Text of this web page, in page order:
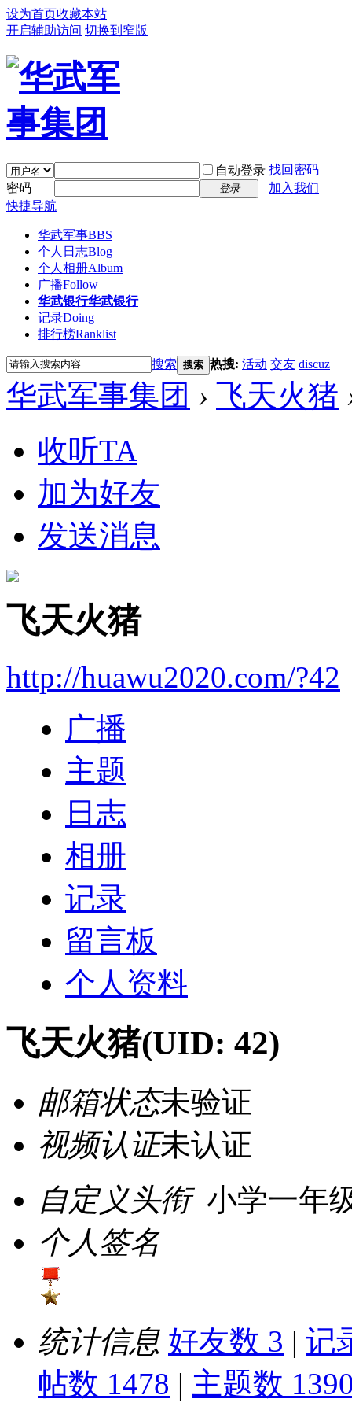
设为首页收藏本站
开启辅助访问 切换到窄版
自动登录 找回密码
密码
登录
加入我们
快捷导航
华武军事BBS
个人日志Blog
个人相册Album
广播Follow
华武银行华武银行
记录Doing
排行榜Ranklist
搜索 搜索 热搜: 活动 交友 discuz
华武军事集团 › 飞天火猪
收听TA
加为好友
发送消息
飞天火猪
http://huawu2020.com/?42
广播
主题
日志
相册
记录
留言板
个人资料
飞天火猪(UID: 42)
邮箱状态未验证
视频认证未认证
自定义头衔 小学一年
个人签名
统计信息 好友数 3 | 记
帖数 1478 | 主题数